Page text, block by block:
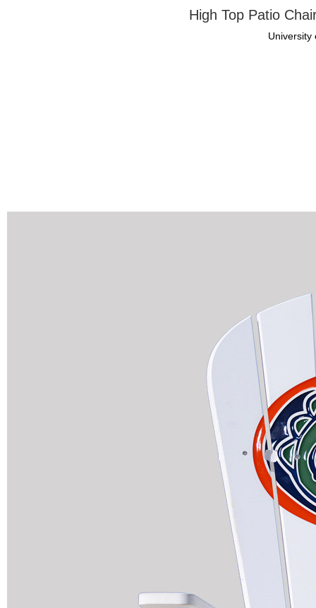
High Top Patio
University